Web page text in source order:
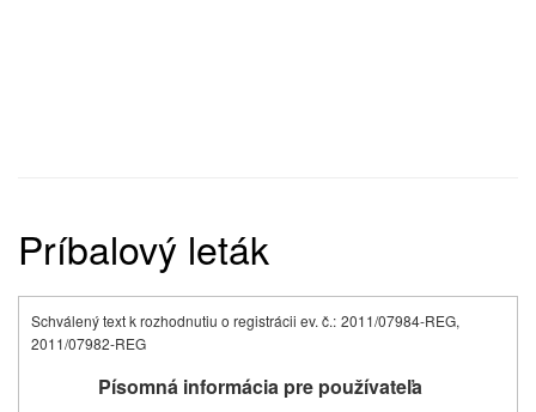
Príbalový leták
Schválený text k rozhodnutiu o registrácii ev. č.: 2011/07984-REG,
2011/07982-REG
Písomná informácia pre používateľa